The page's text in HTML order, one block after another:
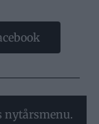
nytårsmenu.